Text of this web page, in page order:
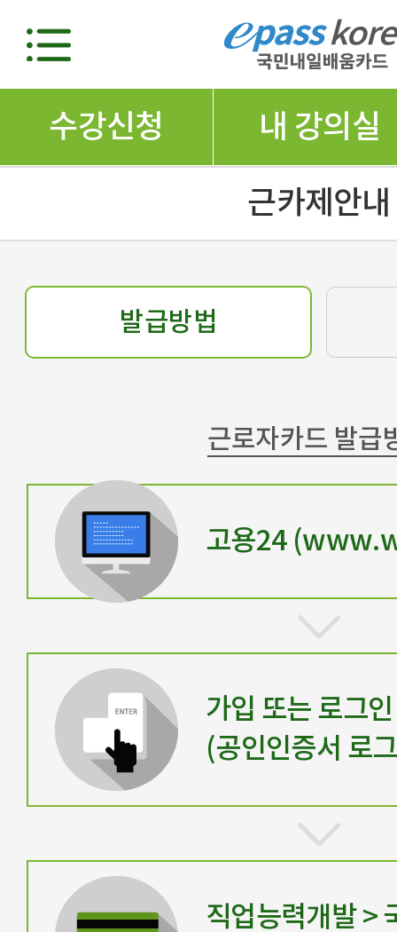
수강신청
내 강의실
근카제안내
발급방법
근로자카드 발급
고용24
가입 또는 로그인
(공인인증서 로
직업능력개발 >